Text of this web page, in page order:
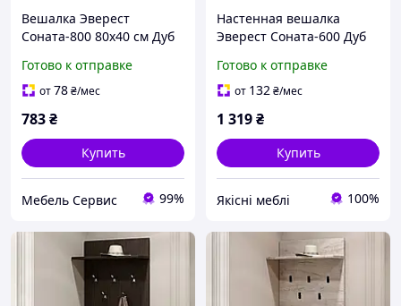
Вешалка Эверест
Соната-800 80х40 см Дуб
курьером Meest почтой
по Вашему адресу 152
Готово к отправке
от78₴/мес
783₴
Купить
Мебель Сервис 99%
Настенная вешалка
Эверест Соната-600 Дуб
курьером Мист Экспресс
по Вашему адресу
Готово к отправке
от 132₴/мес
1 319₴
Купить
Якісні меблі 100%